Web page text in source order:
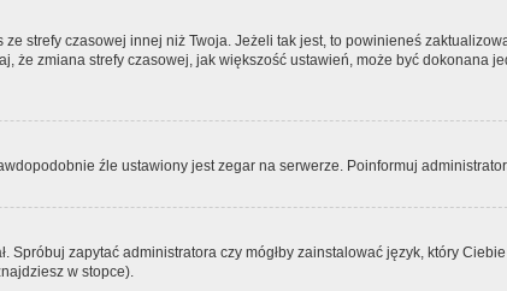
strefy czasowej innej niż Twoja. Jeżeli tak jest, to powinieneś
zmiana strefy czasowej, jak większość ustawień, może być dokonana
źle ustawiony jest zegar na serwerze. Poinformuj
zapytać administratora czy mógłby zainstalować język, który
w stopce).